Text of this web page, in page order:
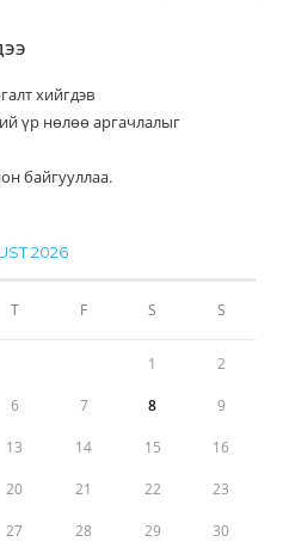
хийгдэв
үр нөлөө аргачлалыг
байгууллаа.
2026
T F S S
1 2
6 7 8 9
13 14 15 16
20 21 22 23
27 28 29 30